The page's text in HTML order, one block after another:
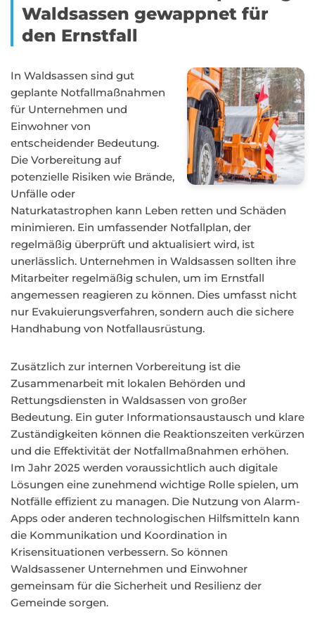
Waldsassen gewappnet für
den Ernstfall
In Waldsassen sind gut
geplante Notfallmaßnahmen
für Unternehmen und
Einwohner von
entscheidender Bedeutung.
Die Vorbereitung auf
potenzielle Risiken wie Brände,
Unfälle oder
Naturkatastrophen kann Leben retten und Schäden
minimieren. Ein umfassender Notfallplan, der
regelmäßig überprüft und aktualisiert wird, ist
unerlässlich. Unternehmen in Waldsassen sollten ihre
Mitarbeiter regelmäßig schulen, um im Ernstfall
angemessen reagieren zu können. Dies umfasst nicht
nur Evakuierungsverfahren, sondern auch die sichere
Handhabung von Notfallausrüstung.
Zusätzlich zur internen Vorbereitung ist die
Zusammenarbeit mit lokalen Behörden und
Rettungsdiensten in Waldsassen von großer
Bedeutung. Ein guter Informationsaustausch und klare
Zuständigkeiten können die Reaktionszeiten verkürzen
und die Effektivität der Notfallmaßnahmen erhöhen.
Im Jahr 2025 werden voraussichtlich auch digitale
Lösungen eine zunehmend wichtige Rolle spielen, um
Notfälle effizient zu managen. Die Nutzung von Alarm-
Apps oder anderen technologischen Hilfsmitteln kann
die Kommunikation und Koordination in
Krisensituationen verbessern. So können
Waldsassener Unternehmen und Einwohner
gemeinsam für die Sicherheit und Resilienz der
Gemeinde sorgen.